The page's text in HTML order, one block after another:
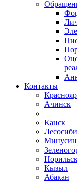
Контакты
Ачинск
Канск
Кызыл
Абакан